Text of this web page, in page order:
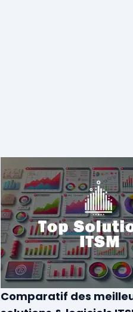
Comparatif des